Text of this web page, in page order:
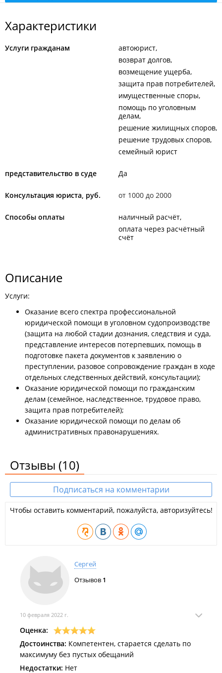
Характеристики
Услуги гражданам
автоюрист
возврат долгов
возмещение ущерба
защита прав потребителей
имущественные споры
помощь по уголовным
делам
решение жилищных споров
решение трудовых споров
семейный юрист
представительство в суде Да
Консультация юриста, руб. от 1000 до 2000
Способы оплаты
наличный расчёт
оплата через расчётный
счёт
Описание
Услуги:
Оказание всего спектра профессиональной
юридической помощи в уголовном судопроизводстве
(защита на любой стадии дознания, следствия и суда,
представление интересов потерпевших, помощь в
подготовке пакета документов к заявлению о
преступлении, разовое сопровождение граждан в ходе
отдельных следственных действий, консультации);
Оказание юридической помощи по гражданским
делам (семейное, наследственное, трудовое право,
защита прав потребителей);
Оказание юридической помощи по делам об
административных правонарушениях.
Отзывы (10)
Подписаться на комментарии
Чтобы оставить комментарий, пожалуйста, авторизуйтесь!
Сергей
Отзывов 1
10 февраля 2022 г.
Оценка:
Достоинства: Компетентен, старается сделать по
максимуму без пустых обещаний
Недостатки: Нет